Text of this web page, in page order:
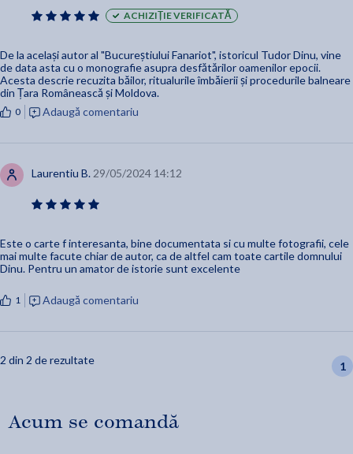
ACHIZIȚIE VERIFICATĂ
De la același autor al "Bucureștiului Fanariot", istoricul Tudor Dinu, vine
de data asta cu o monografie asupra desfătărilor oamenilor epocii.
Acesta descrie recuzita băilor, ritualurile îmbăierii și procedurile balneare
din Țara Românească și Moldova.
0 Adaugă comentariu
Laurentiu B. 29/05/2024 14:12
Este o carte f interesanta, bine documentata si cu multe fotografii, cele
mai multe facute chiar de autor, ca de altfel cam toate cartile domnului
Dinu. Pentru un amator de istorie sunt excelente
1 Adaugă comentariu
2 din 2 de rezultate 1
Acum se comandă